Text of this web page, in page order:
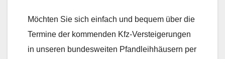
Möchten Sie sich einfach und bequem über die
Termine der kommenden Kfz-Versteigerungen
in unseren bundesweiten Pfandleihhäusern per